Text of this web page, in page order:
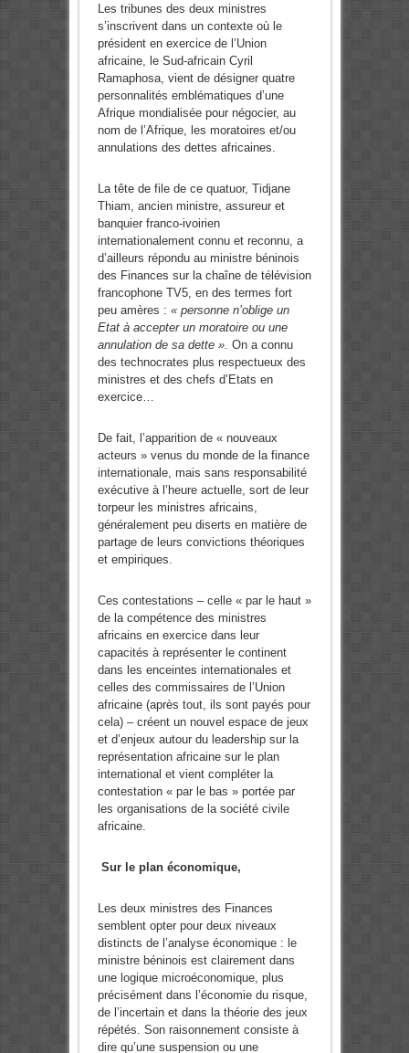
Les tribunes des deux ministres
s’inscrivent dans un contexte où le
président en exercice de l’Union
africaine, le Sud-africain Cyril
Ramaphosa, vient de désigner quatre
personnalités emblématiques d’une
Afrique mondialisée pour négocier, au
nom de l’Afrique, les moratoires et/ou
annulations des dettes africaines.
La tête de file de ce quatuor, Tidjane
Thiam, ancien ministre, assureur et
banquier franco-ivoirien
internationalement connu et reconnu, a
d’ailleurs répondu au ministre béninois
des Finances sur la chaîne de télévision
francophone TV5, en des termes fort
peu amères : « personne n’oblige un
Etat à accepter un moratoire ou une
annulation de sa dette ». On a connu
des technocrates plus respectueux des
ministres et des chefs d’Etats en
exercice…
De fait, l’apparition de « nouveaux
acteurs » venus du monde de la finance
internationale, mais sans responsabilité
exécutive à l’heure actuelle, sort de leur
torpeur les ministres africains,
généralement peu diserts en matière de
partage de leurs convictions théoriques
et empiriques.
Ces contestations – celle « par le haut »
de la compétence des ministres
africains en exercice dans leur
capacités à représenter le continent
dans les enceintes internationales et
celles des commissaires de l’Union
africaine (après tout, ils sont payés pour
cela) – créent un nouvel espace de jeux
et d’enjeux autour du leadership sur la
représentation africaine sur le plan
international et vient compléter la
contestation « par le bas » portée par
les organisations de la société civile
africaine.
Sur le plan économique,
Les deux ministres des Finances
semblent opter pour deux niveaux
distincts de l’analyse économique : le
ministre béninois est clairement dans
une logique microéconomique, plus
précisément dans l’économie du risque,
de l’incertain et dans la théorie des jeux
répétés. Son raisonnement consiste à
dire qu’une suspension ou une